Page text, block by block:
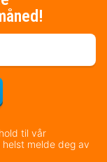
til vår
helst melde deg av